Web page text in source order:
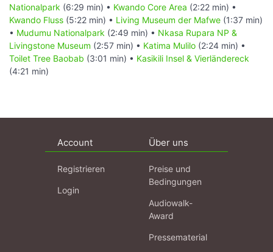
Nationalpark (6:29 min) • Kwando Core Area (2:22 min) •
Kwando Fluss (5:22 min) • Living Museum der Mafwe (1:37 min)
• Mudumu Nationalpark (2:49 min) • Nkasa Rupara NP &
Livingstone Museum (2:57 min) • Katima Mulilo (2:24 min) •
Toilet Tree Baobab (3:01 min) • Kasikili Insel & Vierländereck
(4:21 min)
Account
Registrieren
Login
Über uns
Preise und
Bedingungen
Audiowalk-
Award
Pressematerial